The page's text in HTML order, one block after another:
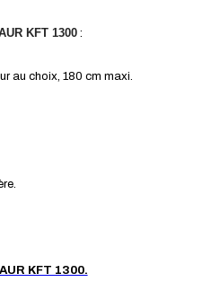
KFT 1300:
au choix, 180 cm maxi.
KFT 1300.